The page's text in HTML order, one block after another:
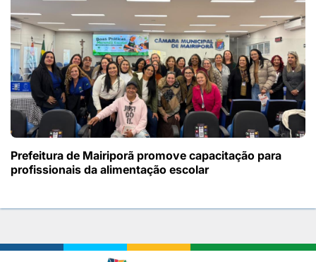
Prefeitura de Mairiporã promove capacitação para
profissionais da alimentação escolar